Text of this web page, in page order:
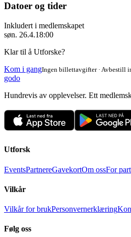
Datoer og tider
Inkludert i medlemskapet
søn. 26.4.18:00
Klar til å Utforske?
Kom i gangIngen billettavgifter · Avbestill
godo
Hundrevis av opplevelser. Ett
Utforsk
EventsPartnereGavekortOm ossFor
Vilkår
Vilkår for brukPersonvernerklæring
Følg oss